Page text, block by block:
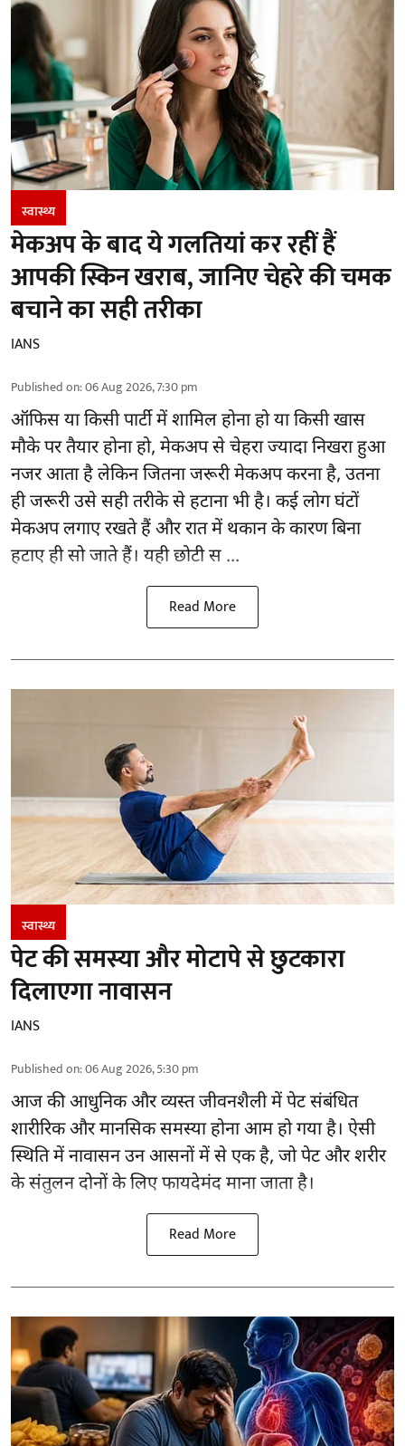
स्वास्थ्य
मेकअप के बाद ये गलतियां कर रहीं हैं
आपकी स्किन खराब, जानिए चेहरे की चमक
बचाने का सही तरीका
IANS
Published on:06 Aug 2026, 7:30 pm
ऑफिस या किसी पार्टी में शामिल होना हो या किसी खास
मौके पर तैयार होना हो, मेकअप सेचेहरा ज्यादा निखराहुआ
नजर आता है लेकिन जितना जरूरी मेकअप करना है, उतना
ही जरूरी उसे सही तरीके से हटाना भी है। कई लोग घंटों
मेकअप लगाए रखते हैं और रात में थकान के कारण बिना
हटाए ही सो जाते हैं। यही छोटी स ...
Read More
स्वास्थ्य
पेट की समस्या और मोटापे से छुटकारा
दिलाएगा नावासन
IANS
Published on:06 Aug 2026, 5:30 pm
आज की आधुनिक और व्यस्त जीवनशैली में पेट संबंधित
शारीरिक और मानसिक समस्या होना आम हो गया है। ऐसी
स्थिति में नावासन उनआसनोंमें से एक है, जो पेट और शरीर
के संतुलन दोनों के लिए फायदेमंद माना जाता है।
Read More